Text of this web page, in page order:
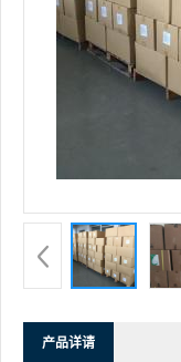
产品详请